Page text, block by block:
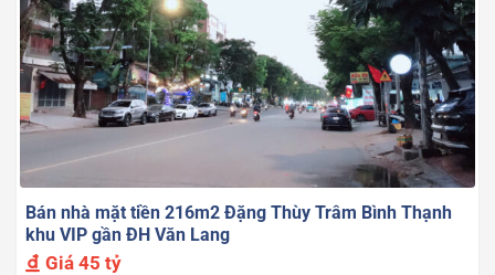
Bán nhà mặt tiền 216m2 Đặng Thùy Trâm Bình Thạnh
khu VIP gần ĐH Văn Lang
Giá 45 tỷ